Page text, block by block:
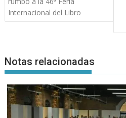
entradas
Internacional del Libro
Notas relacionadas